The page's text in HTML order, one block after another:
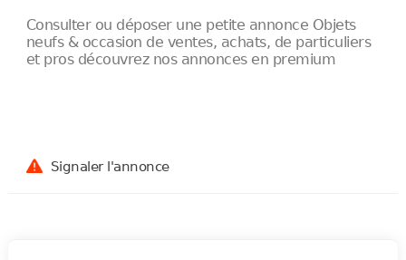
Consulter ou déposer une petite annonce Objets
neufs & occasion de ventes, achats, de particuliers
et pros découvrez nos annonces en premium
Signaler l'annonce